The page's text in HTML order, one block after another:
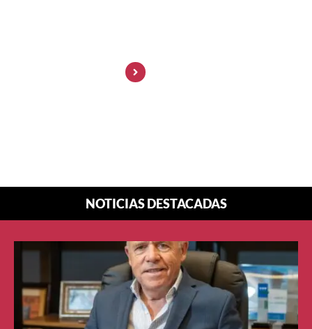
NOTICIAS DESTACADAS